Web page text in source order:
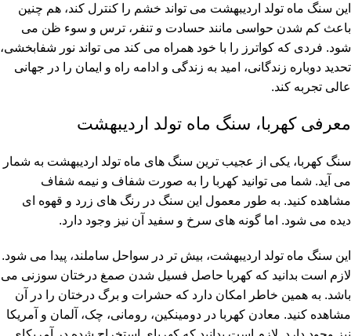
این سنگ ماه تولد اردیبهشت می تواند خشم را کنترل کند، هم چنین
باعث کم شدن حواسی مانند حسادت و تنفر، ترس و سوء ظن می
شود. فردی که کواترز را با خود همراه می کند می تواند نور شفابخشی،
تحدید دوباره زندگانی، امید به زندگی و ادامه راه و ایمان را در جهانی
عالی تجربه کند.
معرفی کهربا، سنگ ماه تولد اردیبهشت
سنگ کهربا، یکی از عجیب ترین سنگ های ماه تولد اردیبهشت به شمار
می آید. شما می توانید کهربا را به صورت شفاف و نیمه شفاف
مشاهده کنید. به طور معمول این سنگ در رنگ های زرد و قهوه ای
دیده می شود. اما گونه های سرخ و سفید آن نیز وجود دارد.
این سنگ ماه تولد اردیبهشت، بیش تر در سواحل ساملند، پیدا می شود.
لازم است بدانید که کهربا حاصل فسیل شدن صمغ درختان سوزنی می
باشد. به همین خاطر امکان دارد که حشرات و برگ درختان را در آن
مشاهده کنید. معادن کهربا در دومینکین، رومانی، چک، آلمان و آمریکا